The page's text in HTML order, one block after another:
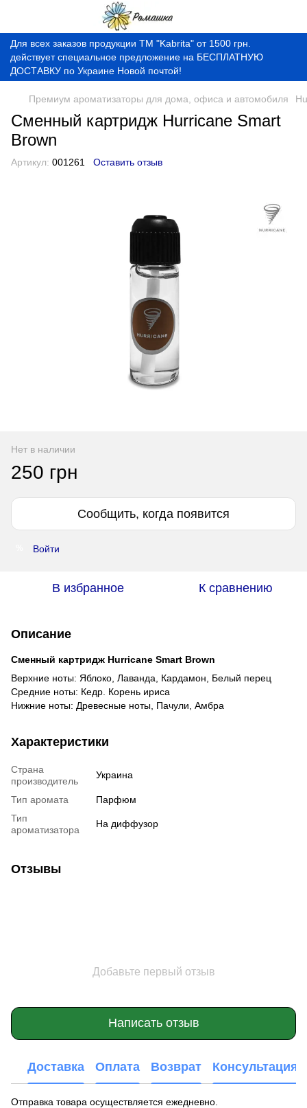
Для всех заказов продукции ТМ "Kabrita" от 1500 грн.
действует специальное предложение на БЕСПЛАТНУЮ
ДОСТАВКУ по Украине Новой почтой!
Премиум ароматизаторы для дома, офиса и автомобиля
Сменный картридж Hurricane Smart
Brown
Артикул: 001261 Оставить отзыв
Нет в наличии
250 грн
Сообщить, когда появится
Войти
В избранное К сравнению
Описание
Сменный картридж Hurricane Smart Brown
Верхние ноты: Яблоко, Лаванда, Кардамон, Белый перец
Средние ноты: Кедр. Корень ириса
Нижние ноты: Древесные ноты, Пачули, Амбра
Характеристики
Страна
производитель
Украина
Тип аромата
Парфюм
Тип
ароматизатора
На диффузор
Отзывы
Добавьте первый отзыв
Написать отзыв
Доставка Оплата Возврат Консультация
Отправка товара осуществляется ежедневно.